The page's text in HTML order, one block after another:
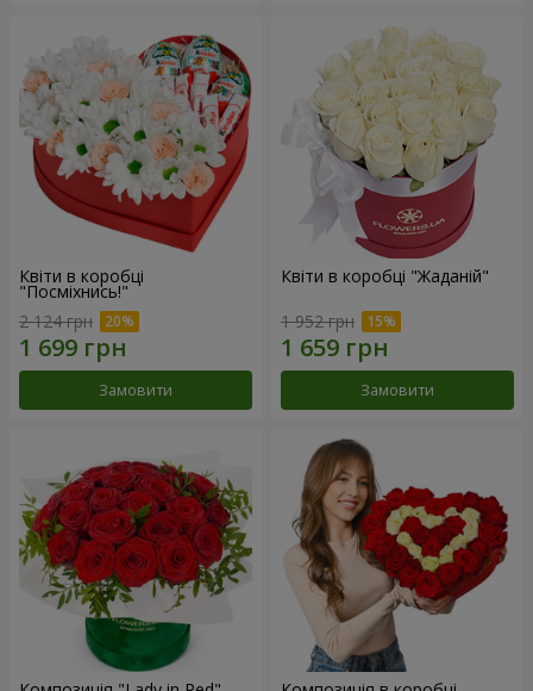
Квіти в коробці
"Посміхнись!"
2 124 грн
Замовити
Квіти в коробці "Жаданій"
1 952 грн
Замовити